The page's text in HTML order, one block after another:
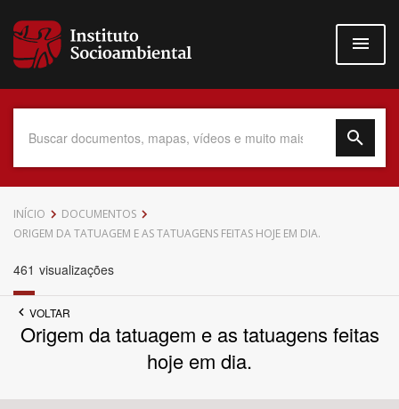
para
conteúdo
Data do Documento
Até
INÍCIO
DOCUMENTOS
ORIGEM DA TATUAGEM E AS TATUAGENS FEITAS HOJE EM DIA.
461 visualizações
VOLTAR
Origem da tatuagem e as tatuagens feitas
hoje em dia.